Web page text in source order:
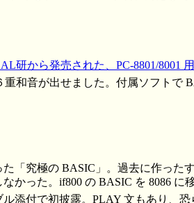
研から発売された、PC-8801/8001
重和音が出せました。付属ソフトで
「究極の BASIC」。過去に作った
かった。if800 の BASIC を 8086 に
添付で初披露。PLAY 文もあり、